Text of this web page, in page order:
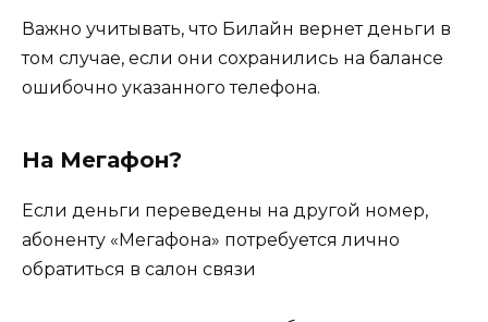
Важно учитывать, что Билайн вернет деньги в
том случае, если они сохранились на балансе
ошибочно указанного телефона.
На Мегафон?
Если деньги переведены на другой номер,
абоненту «Мегафона» потребуется лично
обратиться в салон связи